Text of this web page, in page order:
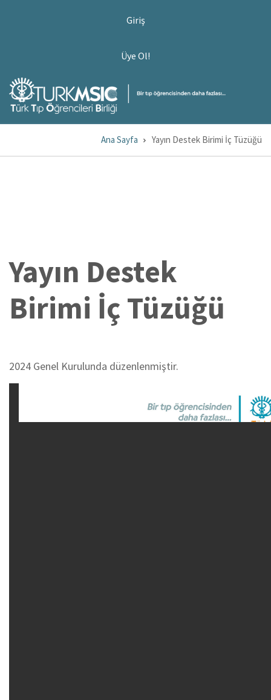
Giriş
Üye Ol!
Ana Sayfa Yayın Destek Birimi İç Tüzüğü
Yayın Destek
Birimi İç Tüzüğü
2024 Genel Kurulunda düzenlenmiştir.